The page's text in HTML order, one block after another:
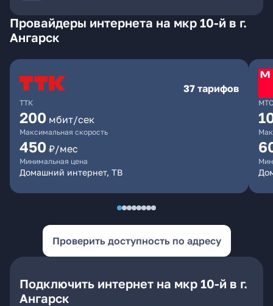
Провайдеры интернета на мкр 10-й в г.
Ангарск
ТТК
37 тарифов
200 мбит/сек
Максимальная скорость
450 ₽/мес
Минимальная цена
Домашний интернет, ТВ
МТС
Проверить доступность по адресу
Подключить интернет на мкр 10-й в г.
Ангарск